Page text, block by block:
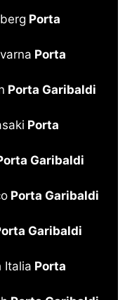
Porta
Porta
Porta Garibaldi
Porta
Garibaldi
Porta Garibaldi
Garibaldi
Italia Porta